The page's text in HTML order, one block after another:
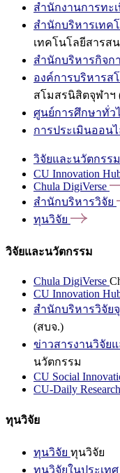
สำนักงานการทะ
สำนักบริหารเทค
เทคโนโลยีสารส
สำนักบริหารกิจก
องค์การบริหารส
สโมสรนิสิตจุฬาฯ
ศูนย์การศึกษาทั่ว
การประเมินออน
วิจัยและนวัตกรรม
CU Innovation
Chula DigiVerse
สำนักบริหารวิจัย
ทุนวิจัย
วิจัยและนวัตกรรม
Chula DigiVerse
CU Innovation
สำนักบริหารวิจัย
(สบจ.)
ข่าวสารงานวิจัย
นวัตกรรม
CU Social
CU-Daily Research
ทุนวิจัย
ทุนวิจัย ทุนวิจัย
ทุนวิจัยในประเทศ